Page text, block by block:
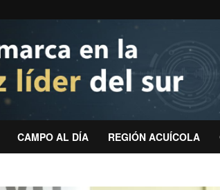
CAMPO AL DÍA REGIÓN ACUÍCOLA